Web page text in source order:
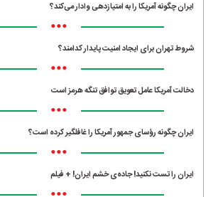
ایران چگونه آمریکا را به امتیازدهی وادار می‌کند؟
•••
شروط تهران برای ایجاد امنیت پایدار کدامند؟
•••
دخالت آمریکا عامل تعویق توافق تنگه هرمز است
•••
ایران چگونه رؤسای جمهور آمریکا را غافلگیر کرده است؟
•••
ایران را تست نکنید! جاده‌ی خشم ایران! + فیلم